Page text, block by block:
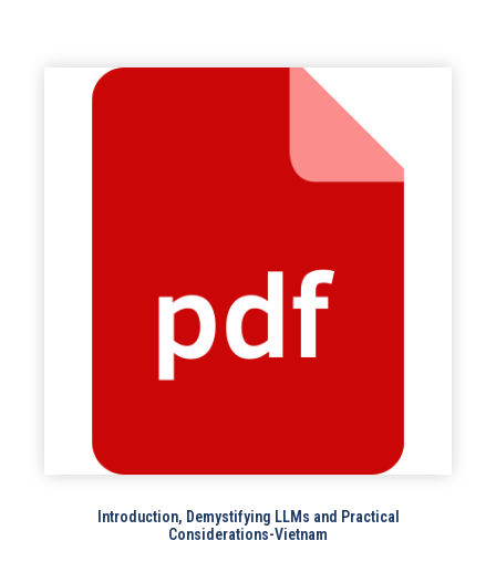
Introduction, Demystifying LLMs and Practical
Considerations-Vietnam